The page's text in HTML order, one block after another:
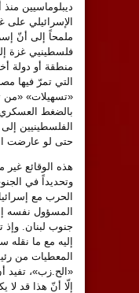
ديبلوماسيين
الإسرائيلي
ملمحاً إلى أنّ
فلسطينيي غزة
منطقة أو دولة
التي تمرّ فيها
«تسهيلات» «من
بالضغط
الفلسطينيين
حتى لو عارضت
هذه الوقائع
وتحديداً في
الحرب مع
المسؤول نفسه
جنوب لبنان.
إليه مع ما نقله
المعطيات من
«الح.زب»، تفيد
إلّا أنّ هذا قد